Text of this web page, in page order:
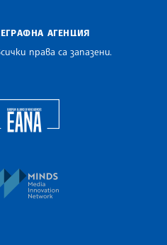
АГЕНЦИЯ
права са запазени.
of the Balkan News Agencies
Newsroom